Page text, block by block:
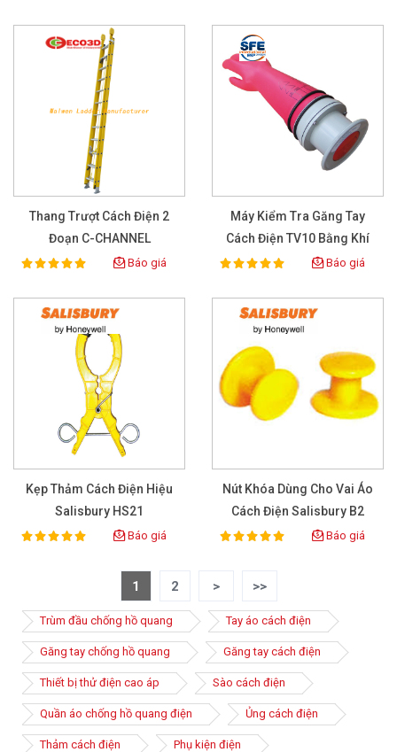
Thang Trượt Cách Điện 2
Đoạn C-CHANNEL
Rating:
100% Báo giá
Máy Kiểm Tra Găng Tay
Cách Điện TV10 Bằng Khí
Rating:
100% Báo giá
Kẹp Thảm Cách Điện Hiệu
Salisbury HS21
Rating:
100% Báo giá
Nút Khóa Dùng Cho Vai Áo
Cách Điện Salisbury B2
Rating:
100% Báo giá
1 2 > >>
Trùm đầu chống hồ quang Tay áo cách điện
Găng tay chống hồ quang Găng tay cách điện
Thiết bị thử điện cao áp Sào cách điện
Quần áo chống hồ quang điện Ủng cách điện
Thảm cách điện Phụ kiện điện